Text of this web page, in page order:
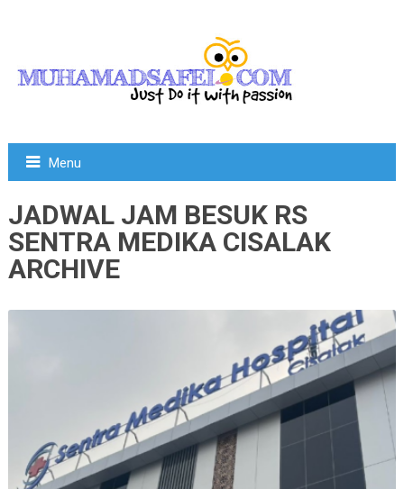
Menu
JADWAL JAM BESUK RS
SENTRA MEDIKA CISALAK
ARCHIVE